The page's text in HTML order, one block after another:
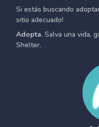
Si estás buscando
sitio adecuado!
Adopta. Salva una vida,
Shelter.